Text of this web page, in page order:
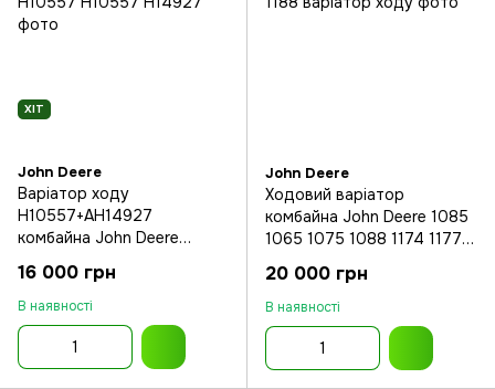
ХІТ
John Deere
Варіатор ходу
H10557+AH14927
комбайна John Deere
16 000 грн
В наявності
John Deere
Ходовий варіатор
комбайна John Deere 1085
1065 1075 1088 1174 1177
20 000 грн
В наявності